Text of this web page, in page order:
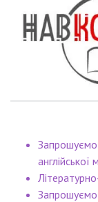
англійської
Запрошуємо